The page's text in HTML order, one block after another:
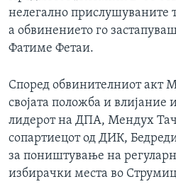
нелегално прислушуваните
а обвинението го
Фатиме Фетаи.
Според обвинителниот акт
својата положба и влијание
лидерот на ДПА, Мендух
сопартиецот од ДИК,
за поништување на
избирачки места во